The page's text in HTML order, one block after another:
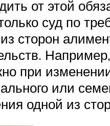
от этой
суд по
сторон
при
или
одной из